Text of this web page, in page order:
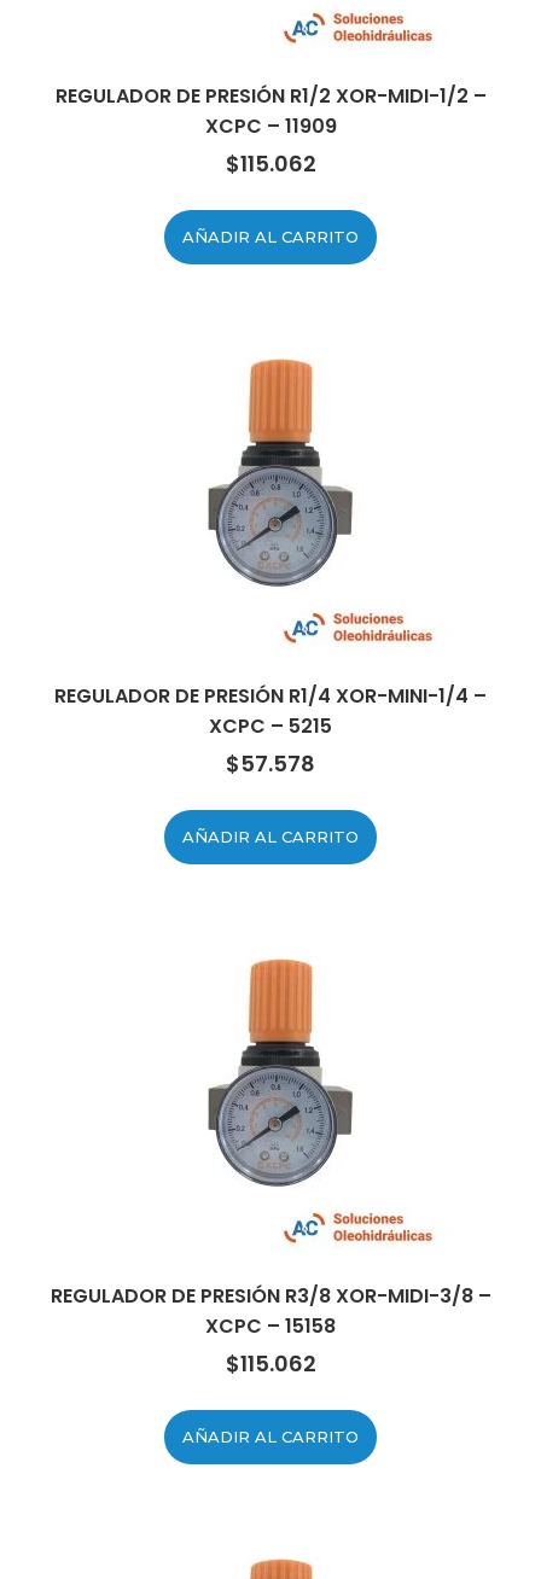
REGULADOR DE PRESIÓN R1/2 XOR-MIDI-1/2 –
XCPC – 11909
$115.062
AÑADIR AL CARRITO
REGULADOR DE PRESIÓN R1/4 XOR-MINI-1/4 –
XCPC – 5215
$57.578
AÑADIR AL CARRITO
REGULADOR DE PRESIÓN R3/8 XOR-MIDI-3/8 –
XCPC – 15158
$115.062
AÑADIR AL CARRITO